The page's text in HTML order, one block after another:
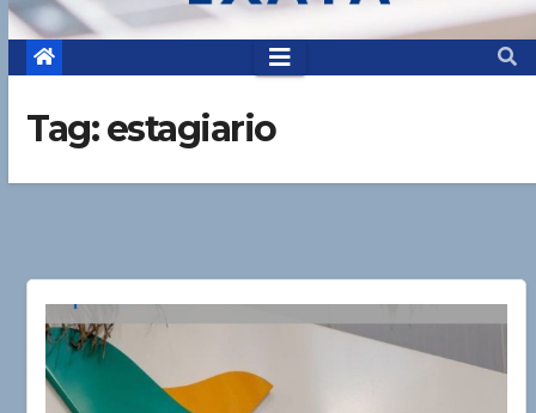
Tag:estagiario